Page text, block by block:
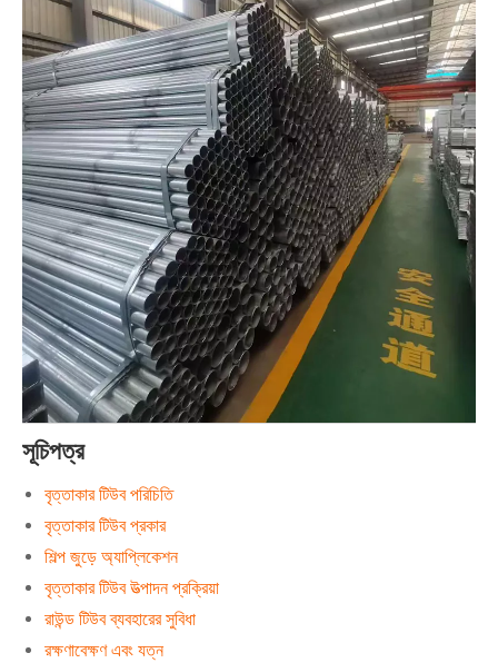
সূচিপত্র
বৃত্তাকার টিউব পরিচিতি
বৃত্তাকার টিউব প্রকার
শিল্প জুড়ে অ্যাপ্লিকেশন
বৃত্তাকার টিউব উত্পাদন প্রক্রিয়া
রাউন্ড টিউব ব্যবহারের সুবিধা
রক্ষণাবেক্ষণ এবং যত্ন